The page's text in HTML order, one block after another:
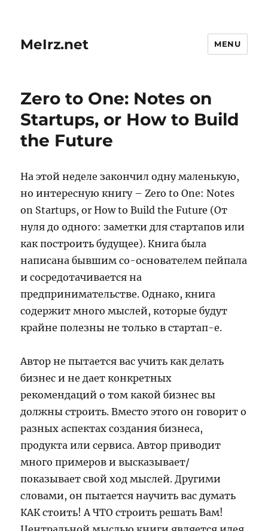
MeIrz.net MENU
Zero to One: Notes on
Startups, or How to Build
the Future
На этой неделе закончил одну маленькую,
но интересную книгу – Zero to One: Notes
on Startups, or How to Build the Future (От
нуля до одного: заметки для стартапов или
как построить будущее). Книга была
написана бывшим со-основателем пейпала
и сосредотачивается на
предпринимательстве. Однако, книга
содержит много мыслей, которые будут
крайне полезны не только в стартап-е.
Автор не пытается вас учить как делать
бизнес и не дает конкретных
рекомендаций о том какой бизнес вы
должны строить. Вместо этого он говорит о
разных аспектах создания бизнеса,
продукта или сервиса. Автор приводит
много примеров и высказывает/
показывает свой ход мыслей. Другими
словами, он пытается научить вас думать
КАК стоить! А ЧТО строить решать Вам!